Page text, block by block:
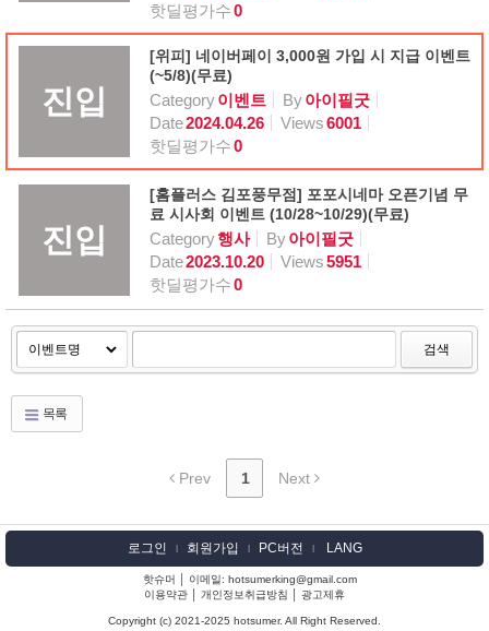
핫딜평가수0
진입
[위피] 네이버페이 3,000원 가입 시 지급 이벤트
(~5/8)(무료)
Category이벤트 By아이필굿
Date2024.04.26 Views6001
핫딜평가수0
진입
[홈플러스 김포풍무점] 포포시네마 오픈기념 무
료 시사회 이벤트 (10/28~10/29)(무료)
Category행사 By아이필굿
Date2023.10.20 Views5951
핫딜평가수0
검색
목록
Prev 1 Next
로그인 l 회원가입 l PC버전 l LANG
핫슈머 │ 이메일: hotsumerking@gmail.com
이용약관
개인정보취급방침 광고제휴
Copyright (c) 2021-2025 hotsumer. All Right Reserved.